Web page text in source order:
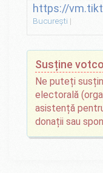
https://
București
Susține
Ne puteți
electorală
asistență
donații sau